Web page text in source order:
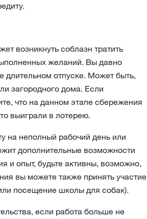
возникнуть соблазн тратить
желаний. Вы давно
длительном отпуске. Может быть,
загородного дома. Если
что на данном этапе сбережения
выиграли в лотерею.
на неполный рабочий день или
дополнительные возможности
и опыт, будьте активны, возможно,
вы можете также принять участие
посещение школы для собак).
если работа больше не